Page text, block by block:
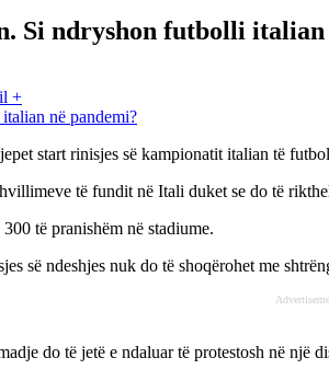
Si ndryshon futbolli italian
+
start rinisjes së kampionatit italian të
të fundit në Itali duket se do të
të pranishëm në stadiume.
së ndeshjes nuk do të shoqërohet me
do të jetë e ndaluar të protestosh në një